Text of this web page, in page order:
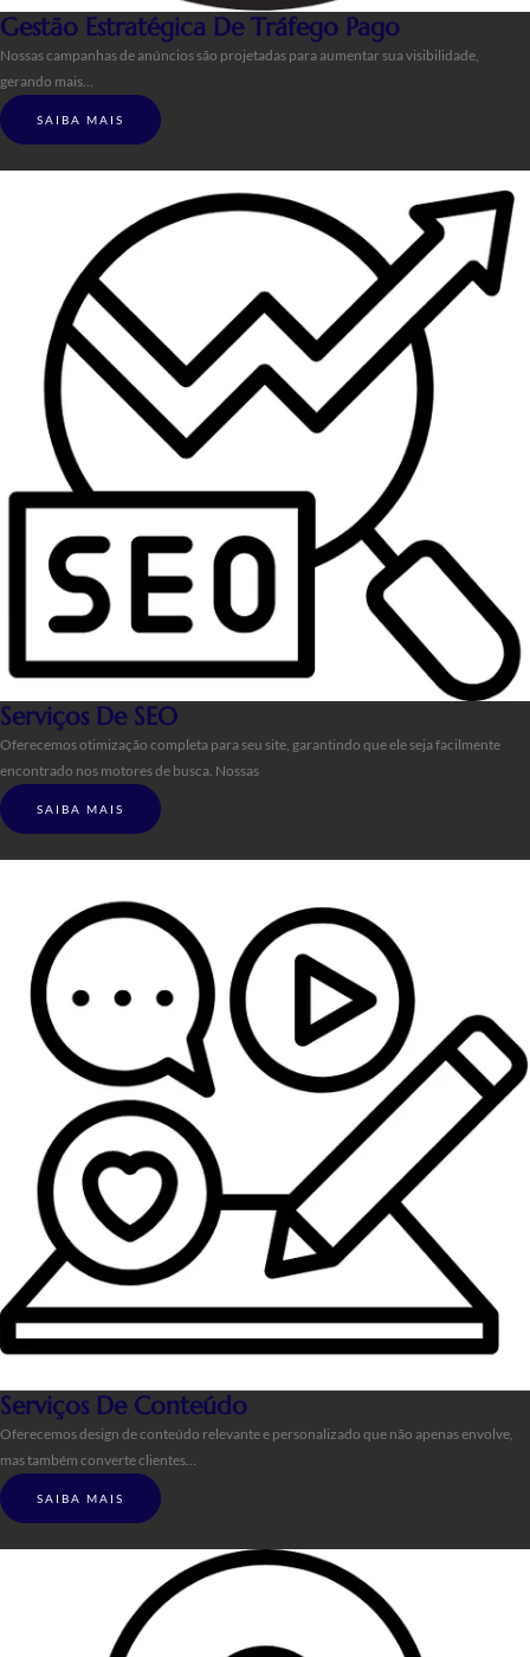
Gestão Estratégica De Tráfego Pago
Nossas campanhas de anúncios são projetadas para aumentar sua visibilidade,
gerando mais…
SAIBA MAIS
Serviços De SEO
Oferecemos otimização completa para seu site, garantindo que ele seja facilmente
encontrado nos motores de busca. Nossas
SAIBA MAIS
Serviços De Conteúdo
Oferecemos design de conteúdo relevante e personalizado que não apenas envolve,
mas também converte clientes…
SAIBA MAIS